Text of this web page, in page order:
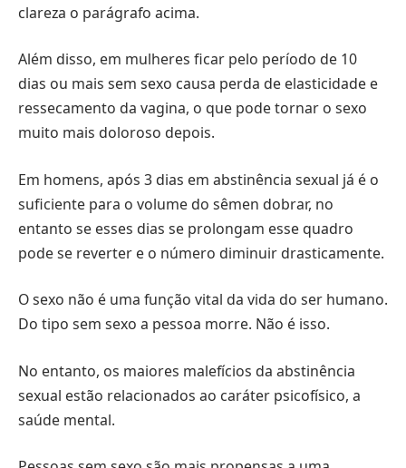
clareza o parágrafo acima.
Além disso, em mulheres ficar pelo período de 10
dias ou mais sem sexo causa perda de elasticidade e
ressecamento da vagina, o que pode tornar o sexo
muito mais doloroso depois.
Em homens, após 3 dias em abstinência sexual já é o
suficiente para o volume do sêmen dobrar, no
entanto se esses dias se prolongam esse quadro
pode se reverter e o número diminuir drasticamente.
O sexo não é uma função vital da vida do ser humano.
Do tipo sem sexo a pessoa morre. Não é isso.
No entanto, os maiores malefícios da abstinência
sexual estão relacionados ao caráter psicofísico, a
saúde mental.